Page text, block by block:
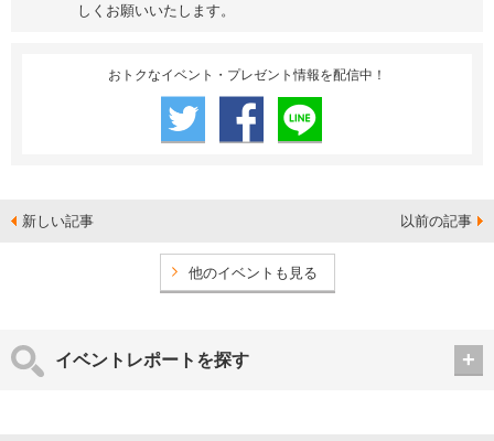
しくお願いいたします。
おトクなイベント・プレゼント情報を配信中！
新しい記事 以前の記事
他のイベントも見る
イベントレポートを探す